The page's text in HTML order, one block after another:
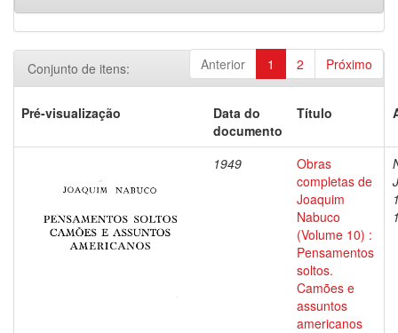
Anterior 1 2 Próximo
Conjunto de itens:
Pré-visualização
Data do
documento
Título
1949
Obras
completas de
Joaquim
Nabuco
(Volume 10) :
Pensamentos
soltos.
Camões e
assuntos
americanos